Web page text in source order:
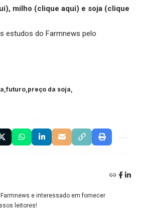
), milho (clique aqui) e soja (clique
estudos do Farmnews pelo
futuro preço da soja
e interessado em fornecer
leitores!